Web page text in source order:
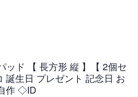
ッド 【 長方形 縦 】【 2個セ
誕生日 プレゼント 記念日 お
作 ◇ID